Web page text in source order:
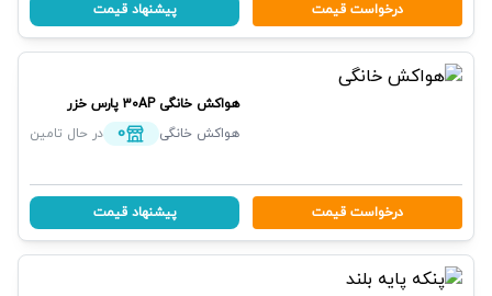
درخواست قیمت پیشنهاد قیمت
هواکش خانگی 30AP
پارس خزر
هواکش خانگی
0 در حال تامین
درخواست قیمت پیشنهاد قیمت